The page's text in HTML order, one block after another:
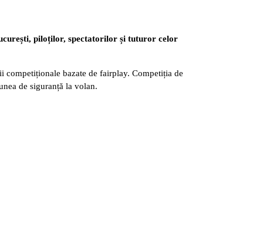
piloților, spectatorilor și tuturor celor
bazate de fairplay. Competiția de
de siguranță la volan.